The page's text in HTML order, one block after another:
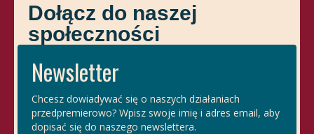
Dołącz do naszej
społeczności
Newsletter
Chcesz dowiadywać się o naszych działaniach
przedpremierowo? Wpisz swoje imię i adres email, aby
dopisać się do naszego newslettera.